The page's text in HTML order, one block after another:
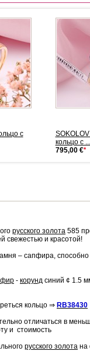
с
кольцо с ...
795,00 €*
русского золота 585
свежестью и красотой!
– сапфира,
- корунд синий ¢ 1.5
кольцо ⇒ RB38430
отличаться в
и стоимость
русского золота на